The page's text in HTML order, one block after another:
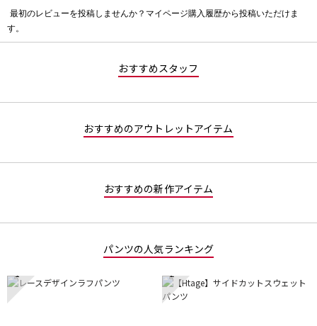
価
最初のレビューを投稿しませんか？マイページ購入履歴から投稿いただけま
す。
おすすめスタッフ
おすすめのアウトレットアイテム
おすすめの新作アイテム
パンツの人気ランキング
1 2